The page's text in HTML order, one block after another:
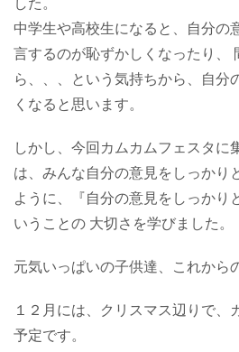
した。
中学生や高校生になると、自分の
言するのが恥ずかしくなったり、
ら、、、という気持ちから、自分
くなると思います。
しかし、今回カムカムフェスタに
は、みんな自分の意見をしっかり
ように、『自分の意見をしっかり
いうことの 大切さを学びました。
元気いっぱいの子供達、これから
１２月には、クリスマス辺りで、
予定です。